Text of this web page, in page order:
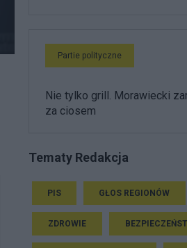
Partie polityczne
Nie tylko grill. Morawiecki
za ciosem
Tematy Redakcja
PIS GŁOS REGIONÓW
ZDROWIE